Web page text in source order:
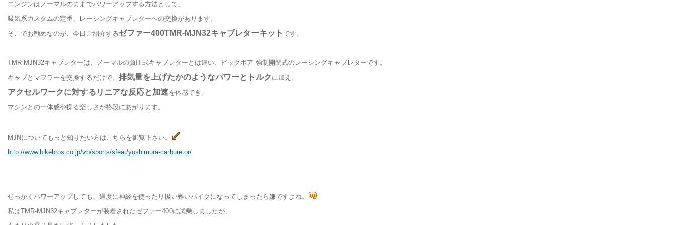
エンジンはノーマルのままでパワーアップする方法として、
吸気系カスタムの定番、レーシングキャブレターへの交換があります。
そこでお勧めなのが、今日ご紹介するゼファー400TMR-MJN32キャブレターキット です。
TMR-MJN32キャブレターは、ノーマルの負圧式キャブレターとは違い、ビックボア 強制開閉式のレーシングキャブレターです。
キャブとマフラーを交換するだけで、 排気量を上げたかのようなパワーとトルク に加え、
アクセルワークに対するリニアな反応と加速を体感でき、
マシンとの一体感や操る楽しさが格段にあがります。
MJNについてもっと知りたい方はこちらを御覧下さい。
http://www.bikebros.co.jp/vb/sports/sfeat/yoshimura-carburetor/
せっかくパワーアップしても、過度に神経を使ったり扱い難いバイクになってしまったら嫌ですよね。
私はTMR-MJN32キャブレターが装着されたゼファー400に試乗しましたが、